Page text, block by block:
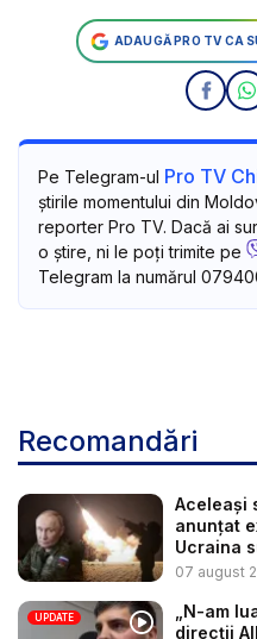
ADAUGĂ PRO TV CA
Pe Telegram-ul Pro TV
știrile momentului din
reporter Pro TV. Dacă ai
o știre, ni le poți trimite pe
Telegram la numărul
Recomandări
Aceleași
anunțat
Ucraina
07 august
UPDATE
„N-am
direcții